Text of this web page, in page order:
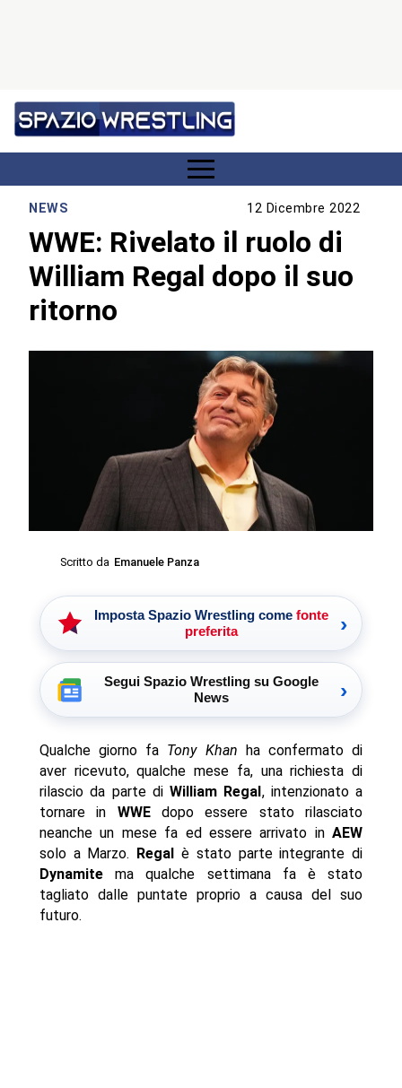
NEWS 12 Dicembre 2022
WWE: Rivelato il ruolo di
William Regal dopo il suo
ritorno
Scritto da Emanuele Panza
Imposta Spazio Wrestling come fonte
preferita
›
Segui Spazio Wrestling su Google
News
›
Qualche giorno fa Tony Khan ha confermato di
aver ricevuto, qualche mese fa, una richiesta di
rilascio da parte diWilliam Regal , intenzionato a
tornare in WWEdopo essere stato rilasciato
neanche un mese fa ed essere arrivato inAEW
solo a Marzo.
Regal
è stato parte integrante di
Dynamitema qualche settimana fa è stato
tagliato dalle puntate proprio a causa del suo
futuro.